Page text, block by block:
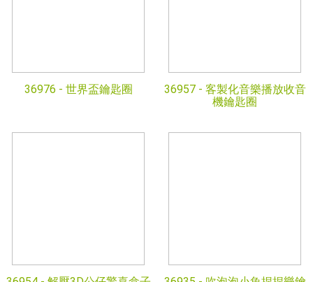
36976 - 世界盃鑰匙圈 36957 - 客製化音樂播放收音
機鑰匙圈